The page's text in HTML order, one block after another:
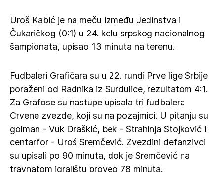
Uroš Kabić je na meču između Jedinstva i
Čukaričkog (0:1) u 24. kolu srpskog nacionalnog
šampionata, upisao 13 minuta na terenu.
Fudbaleri Grafičara su u 22. rundi Prve lige Srbije
poraženi od Radnika iz Surdulice, rezultatom 4:1.
Za Grafose su nastupe upisala tri fudbalera
Crvene zvezde, koji su na pozajmici. U pitanju su
golman - Vuk Draškić, bek - Strahinja Stojković i
centarfor - Uroš Sremčević. Zvezdini defanzivci
su upisali po 90 minuta, dok je Sremčević na
travnatom igralištu proveo 78 minuta.